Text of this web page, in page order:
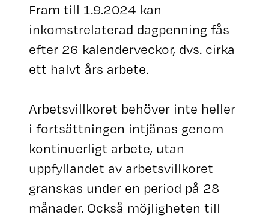
Fram till 1.9.2024 kan
inkomstrelaterad dagpenning fås
efter 26 kalenderveckor, dvs. cirka
ett halvt års arbete.
Arbetsvillkoret behöver inte heller
i fortsättningen intjänas genom
kontinuerligt arbete, utan
uppfyllandet av arbetsvillkoret
granskas under en period på 28
månader. Också möjligheten till